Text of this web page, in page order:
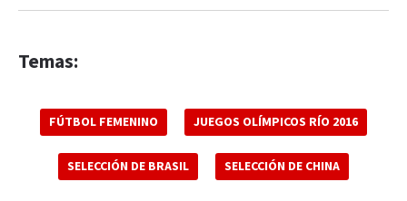
Temas:
FÚTBOL FEMENINO JUEGOS OLÍMPICOS RÍO 2016
SELECCIÓN DE BRASIL SELECCIÓN DE CHINA